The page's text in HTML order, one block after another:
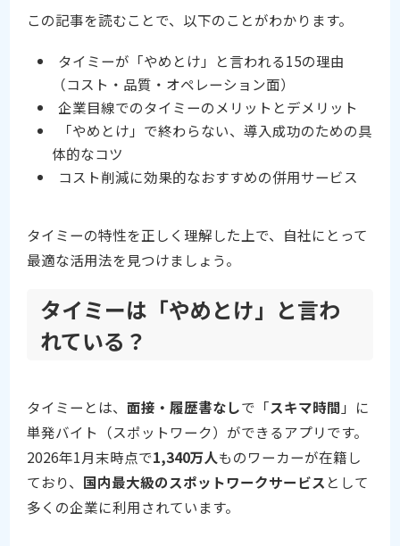
この記事を読むことで、以下のことがわかります。
タイミーが「やめとけ」と言われる15の理由
（コスト・品質・オペレーション面）
企業目線でのタイミーのメリットとデメリット
「やめとけ」で終わらない、導入成功のための具
体的なコツ
コスト削減に効果的なおすすめの併用サービス
タイミーの特性を正しく理解した上で、自社にとって
最適な活用法を見つけましょう。
タイミーは「やめとけ」と言わ
れている？
タイミーとは、面接・履歴書なしで「スキマ時間 」に
単発バイト（スポットワーク）ができるアプリです。
2026年1月末時点で1,340万人ものワーカーが在籍し
ており、 国内最大級のスポットワークサービス として
多くの企業に利用されています。